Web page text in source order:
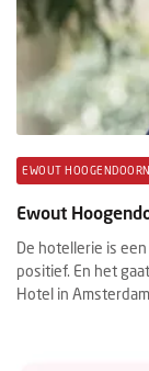
EWOUT HOOGENDOORN
Ewout
De hotellerie is
positief. En het
Hotel in